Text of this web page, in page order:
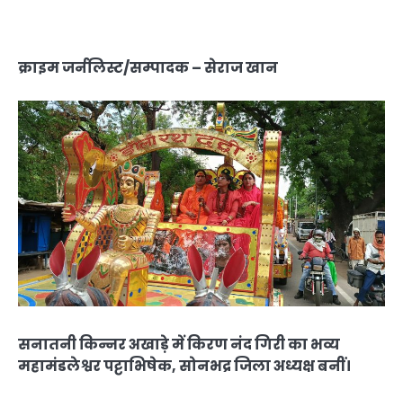
क्राइम जर्नलिस्ट/सम्पादक – सेराज खान
सनातनी किन्नर अखाड़े में किरण नंद गिरी का भव्य
महामंडलेश्वर पट्टाभिषेक, सोनभद्र जिला अध्यक्ष बनीं।